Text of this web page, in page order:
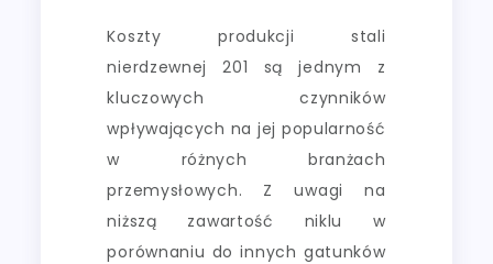
Koszty produkcji stali
nierdzewnej 201 są jednym z
kluczowych czynników
wpływających na jej popularność
w różnych branżach
przemysłowych. Z uwagi na
niższą zawartość niklu w
porównaniu do innych gatunków